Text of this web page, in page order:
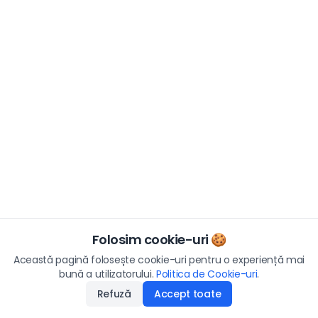
Folosim cookie-uri 🍪
Această pagină folosește cookie-uri pentru o experiență mai
bună a utilizatorului. Politica de Cookie-uri.
Refuză
Accept toate